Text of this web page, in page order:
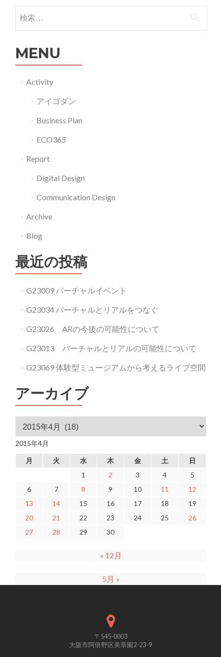
り
コ
ー
ョ
ル
検索:
MENU
Activity
アイゴダン
Business Plan
ECO365
Report
Digital Design
Communication Design
Archive
Blog
最近の投稿
G23009 バーチャルイベント
G23034 バーチャルとリアルをつなぐ
G23026 ARの今後の可能性について
G23013 バーチャルとリアルの可能性について
G23069 体験型ミュージアムから考えるライブ空間
アーカイブ
アーカイブ
2015年4月
月 火 水 木 金 土
日
1
2 3 4
5
6
7 8 9 10 11
12
13
14 15 16 17 18
19
20
21 22 23 24 25
26
27
28 29 30
« 12月
5月 »
〒545-0003
大阪市阿倍野区美章園2-23-9